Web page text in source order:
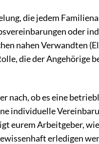
die jedem
oder
nahen Verwandten
die der Angehörige
nach, ob es eine
individuelle
eurem Arbeitgeber,
erledigen